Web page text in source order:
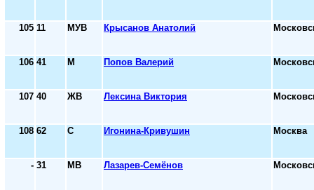
105 11 МУВ Крысанов Анатолий
106 41 М Попов Валерий
107 40 ЖВ Лексина Виктория
108 62 С Игонина-Кривушин Москва
- 31 МВ Лазарев-Семёнов